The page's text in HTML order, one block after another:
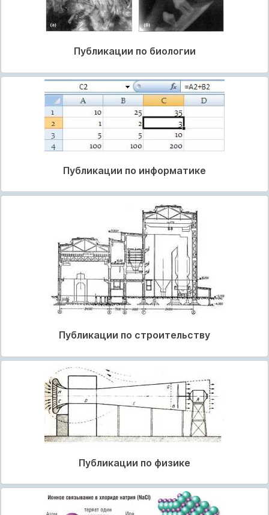
Публикации по биологии
Публикации по информатике
Публикации по строительству
Публикации по физике